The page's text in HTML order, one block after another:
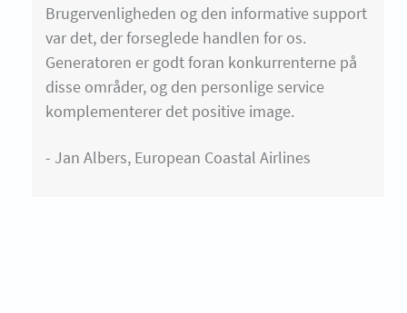
Brugervenligheden og den informative support
var det, der forseglede handlen for os.
Generatoren er godt foran konkurrenterne på
disse områder, og den personlige service
komplementerer det positive image.
- Jan Albers, European Coastal Airlines